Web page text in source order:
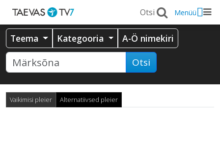
Menüü
Teema Kategooria A-Ö nimekiri
Otsi
Vaikimisi pleier Alternatiivsed pleier